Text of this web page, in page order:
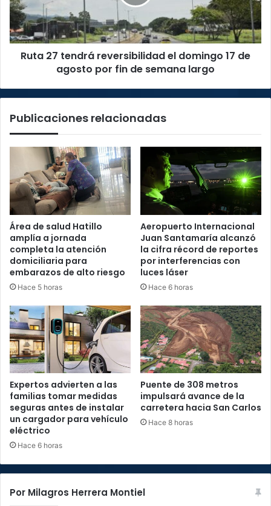
domingo
17
de
agosto
porRuta 27 tendrá reversibilidad el domingo 17 de
agosto por fin de semana largo
Publicaciones relacionadas
Área de salud Hatillo
amplía a jornada
completa la atención
domiciliaria para
embarazos de alto riesgo
Hace 5 horas
Aeropuerto Internacional
Juan Santamaría alcanzó
la cifra récord de reportes
por interferencias con
luces láser
Hace 6 horas
Expertos advierten a las
familias tomar medidas
seguras antes de instalar
un cargador para vehículo
eléctrico
Hace 6 horas
Puente de 308 metros
impulsará avance de la
carretera hacia San Carlos
Hace 8 horas
Por Milagros Herrera Montiel